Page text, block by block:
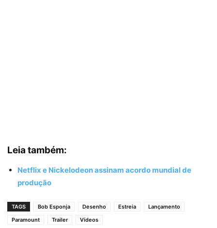
Leia também:
Netflix e Nickelodeon assinam acordo mundial de
produção
TAGS Bob Esponja Desenho Estreia
Lançamento
Paramount
Trailer Vídeos